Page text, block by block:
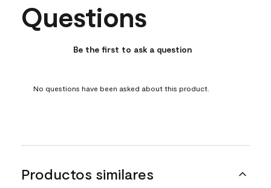
No questions have been asked about this product.
Questions
Be the first to ask a question
No questions have been asked about this product.
Productos similares